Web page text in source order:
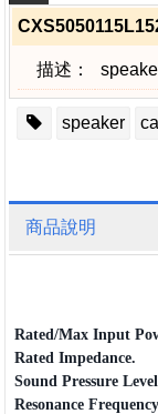
描述：
speaker
商品說明
Rated/Max Input
Rated Impedance.
Sound Pressure
Resonance